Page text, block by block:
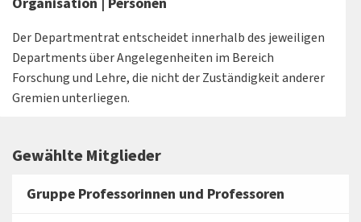
Der Departmentrat entscheidet innerhalb des jeweiligen
Departments über Angelegenheiten im Bereich
Forschung und Lehre, die nicht der Zuständigkeit anderer
Gremien unterliegen.
Gewählte Mitglieder
Gruppe Professorinnen und Professoren